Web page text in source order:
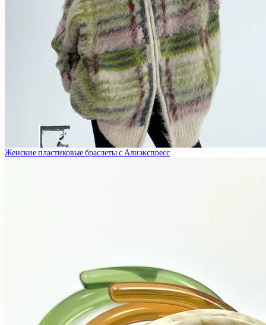
Женские пластиковые браслеты с Алиэкспресс